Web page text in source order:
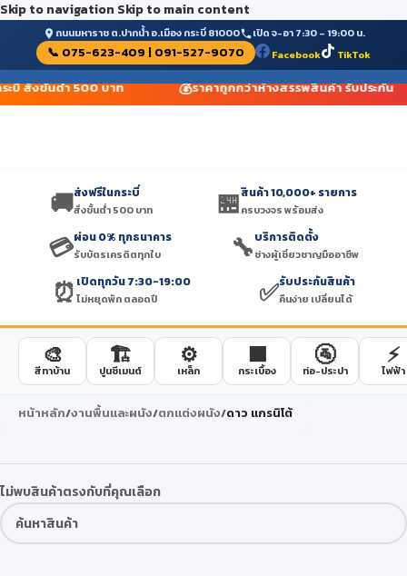
Skip to navigation Skip to main content
ถนนมหาราช ต.ปากน้ำ อ.เมือง กระบี่ 81000 เปิด จ-อา 7:30 – 19:00 น.
📞 075-623-409 | 091-527-9070 Facebook TikTok
ะบี่ สั่งขั้นต่ำ 500 บาท 💰ราคาถูกกว่าห้างสรรพสินค้า รับประกัน
🚚ส่งฟรีในกระบี่
สั่งขั้นต่ำ 500 บาท 🏪สินค้า 10,000+ รายการ
ครบวงจร พร้อมส่ง
💳ผ่อน 0% ทุกธนาคาร
รับบัตรเครดิตทุกใบ 🔧บริการติดตั้ง
ช่างผู้เชี่ยวชาญมืออาชีพ
⏰ เปิดทุกวัน 7:30-19:00
ไม่หยุดพัก ตลอดปี ✅รับประกันสินค้า
คืนง่าย เปลี่ยนได้
🎨
สีทาบ้าน
🏗️
ปูนซีเมนต์
⚙️
เหล็ก
🟫
กระเบื้อง
🚰
ท่อ-ประปา
⚡
ไฟฟ้า
หน้าหลัก/งานพื้นและผนัง/ตกแต่งผนัง/ดาว แกรนิโต้
ไม่พบสินค้าตรงกับที่คุณเลือก